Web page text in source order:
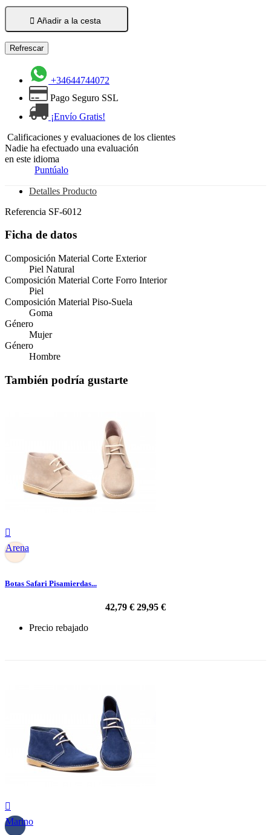
 Añadir a la cesta
+34644744072
Pago Seguro SSL
¡Envío Gratis!
Calificaciones y evaluaciones de los clientes
Nadie ha efectuado una evaluación
en este idioma
Puntúalo
Detalles Producto
Referencia SF-6012
Ficha de datos
Composición Material Corte Exterior
Piel Natural
Composición Material Corte Forro Interior
Piel
Composición Material Piso-Suela
Goma
Género
Mujer
Género
Hombre
También podría gustarte

Arena
Botas Safari Pisamierdas...
42,79 € 29,95 €
Precio rebajado

Marino